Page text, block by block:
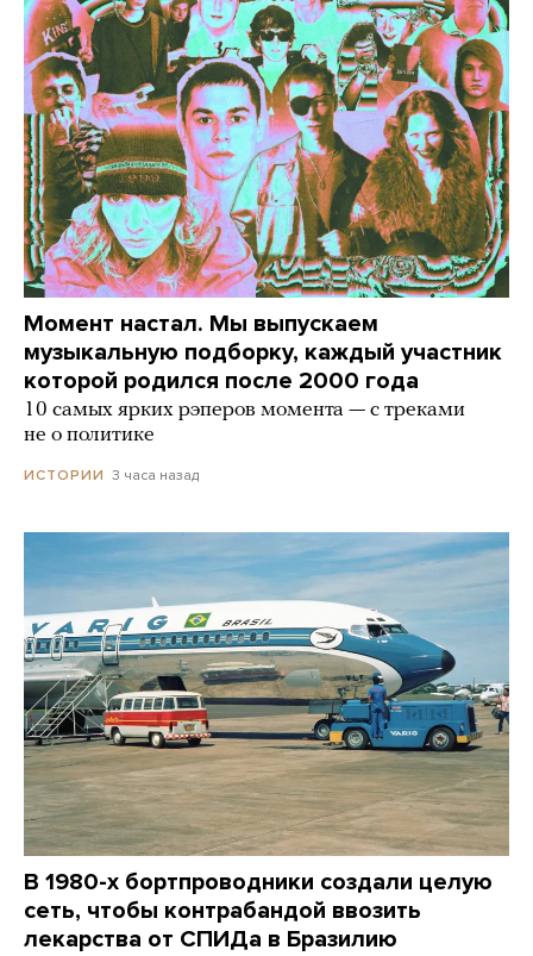
Момент настал. Мы выпускаем
музыкальную подборку, каждый участник
которой родился после 2000 года
10 самых ярких рэперов момента — с треками
не о политике
ИСТОРИИ 3 часа назад
В 1980-х бортпроводники создали целую
сеть, чтобы контрабандой ввозить
лекарства от СПИДа в Бразилию